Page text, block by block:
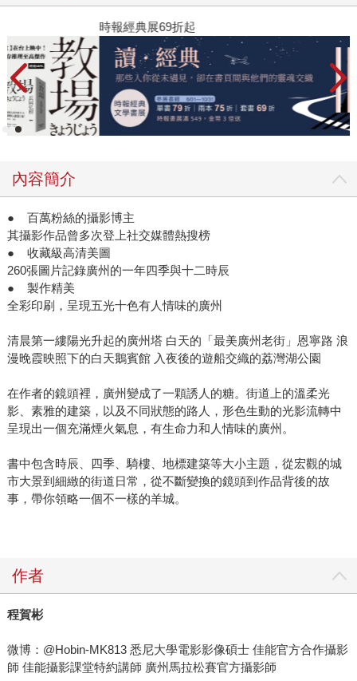
時報經典展69折起
內容簡介
● 百萬粉絲的攝影博主
其攝影作品曾多次登上社交媒體熱搜榜
● 收藏級高清美圖
260張圖片記錄廣州的一年四季與十二時辰
● 製作精美
全彩印刷，呈現五光十色有人情味的廣州
清晨第一縷陽光升起的廣州塔 白天的「最美廣州老街」恩寧路 浪
漫晚霞映照下的白天鵝賓館 入夜後的遊船交織的荔灣湖公園
在作者的鏡頭裡，廣州變成了一顆誘人的糖。街道上的溫柔光
影、素雅的建築，以及不同狀態的路人，形色生動的光影流轉中
呈現出一個充滿煙火氣息，有生命力和人情味的廣州。
書中包含時辰、四季、騎樓、地標建築等大小主題，從宏觀的城
市大景到細緻的街道日常，從不斷變換的鏡頭到作品背後的故
事，帶你領略一個不一樣的羊城。
作者
程賀彬
微博：@Hobin-MK813 悉尼大學電影影像碩士 佳能官方合作攝影
師 佳能攝影課堂特約講師 廣州馬拉松賽官方攝影師